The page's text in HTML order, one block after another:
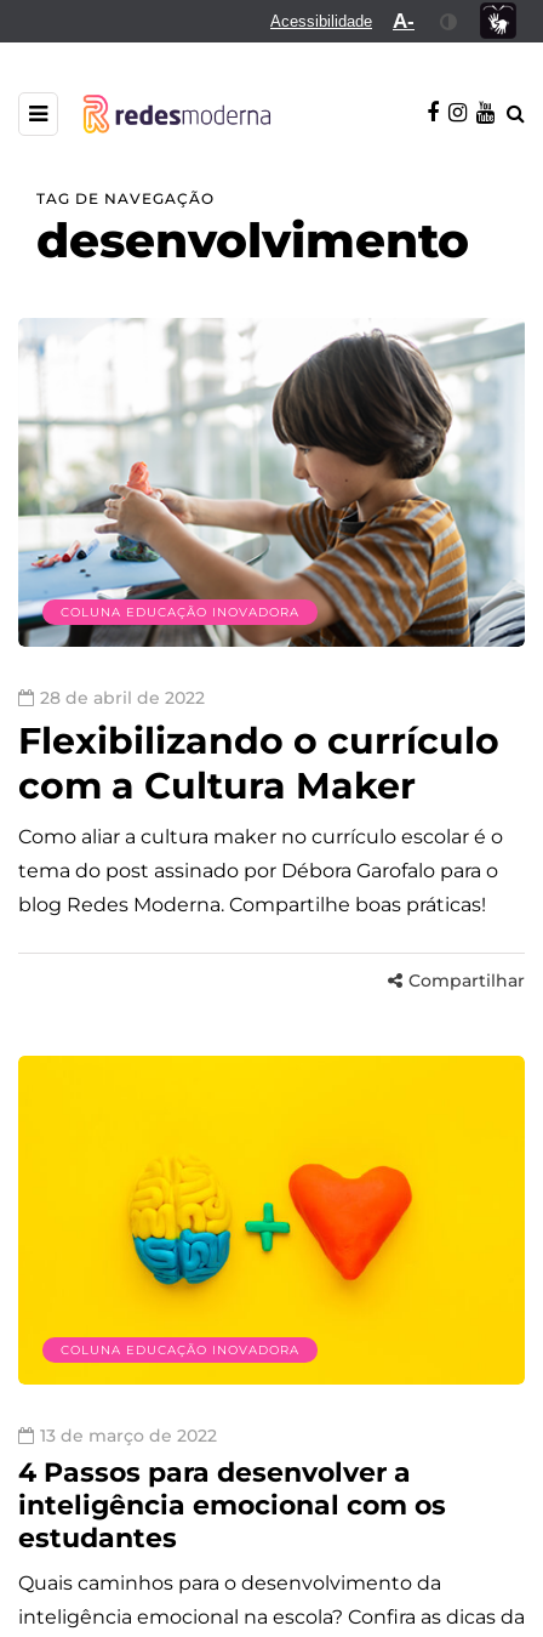
Acessibilidade A-
TAG DE NAVEGAÇÃO
desenvolvimento
COLUNA EDUCAÇÃO INOVADORA
28 de abril de 2022
Flexibilizando o currículo
com a Cultura Maker
Como aliar a cultura maker no currículo escolar é o
tema do post assinado por Débora Garofalo para o
blog Redes Moderna. Compartilhe boas práticas!
Compartilhar
COLUNA EDUCAÇÃO INOVADORA
13 de março de 2022
4 Passos para desenvolver a
inteligência emocional com os
estudantes
Quais caminhos para o desenvolvimento da
inteligência emocional na escola? Confira as dicas da